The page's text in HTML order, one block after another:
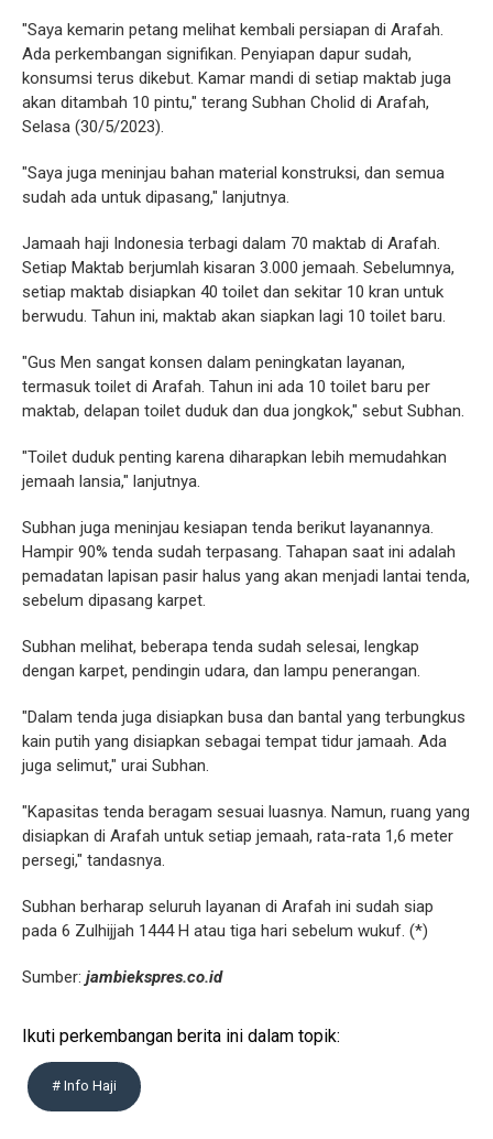
"Saya kemarin petang melihat kembali persiapan di Arafah.
Ada perkembangan signifikan. Penyiapan dapur sudah,
konsumsi terus dikebut. Kamar mandi di setiap maktab juga
akan ditambah 10 pintu," terang Subhan Cholid di Arafah,
Selasa (30/5/2023).
"Saya juga meninjau bahan material konstruksi, dan semua
sudah ada untuk dipasang," lanjutnya.
Jamaah haji Indonesia terbagi dalam 70 maktab di Arafah.
Setiap Maktab berjumlah kisaran 3.000 jemaah. Sebelumnya,
setiap maktab disiapkan 40 toilet dan sekitar 10 kran untuk
berwudu. Tahun ini, maktab akan siapkan lagi 10 toilet baru.
"Gus Men sangat konsen dalam peningkatan layanan,
termasuk toilet di Arafah. Tahun ini ada 10 toilet baru per
maktab, delapan toilet duduk dan dua jongkok," sebut Subhan.
"Toilet duduk penting karena diharapkan lebih memudahkan
jemaah lansia," lanjutnya.
Subhan juga meninjau kesiapan tenda berikut layanannya.
Hampir 90% tenda sudah terpasang. Tahapan saat ini adalah
pemadatan lapisan pasir halus yang akan menjadi lantai tenda,
sebelum dipasang karpet.
Subhan melihat, beberapa tenda sudah selesai, lengkap
dengan karpet, pendingin udara, dan lampu penerangan.
"Dalam tenda juga disiapkan busa dan bantal yang terbungkus
kain putih yang disiapkan sebagai tempat tidur jamaah. Ada
juga selimut," urai Subhan.
"Kapasitas tenda beragam sesuai luasnya. Namun, ruang yang
disiapkan di Arafah untuk setiap jemaah, rata-rata 1,6 meter
persegi," tandasnya.
Subhan berharap seluruh layanan di Arafah ini sudah siap
pada 6 Zulhijjah 1444 H atau tiga hari sebelum wukuf. (*)
Sumber: jambiekspres.co.id
Ikuti perkembangan berita ini dalam topik:
# Info Haji